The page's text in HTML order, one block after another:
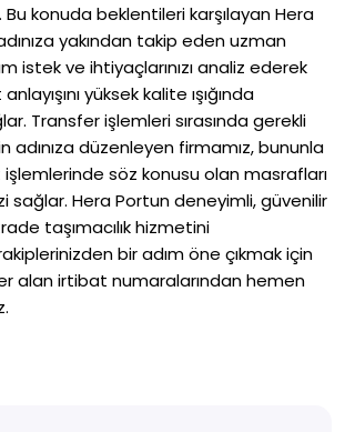
konuda beklentileri karşılayan Hera
yakından takip eden uzman
istek ve ihtiyaçlarınızı analiz ederek
yüksek kalite ışığında
Transfer işlemleri sırasında gerekli
adınıza düzenleyen firmamız, bununla
işlemlerinde söz konusu olan masrafları
sağlar. Hera Portun deneyimli, güvenilir
taşımacılık hizmetini
bir adım öne çıkmak için
alan irtibat numaralarından hemen